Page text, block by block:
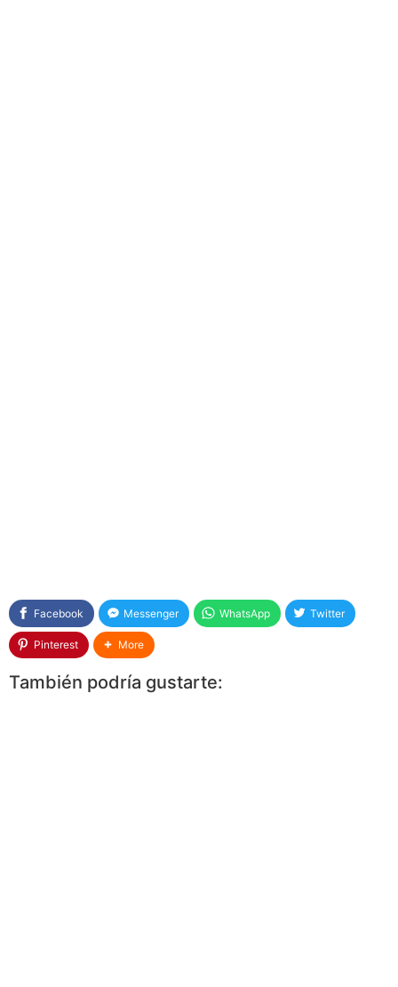
Facebook Messenger WhatsApp Twitter
Pinterest More
También podría gustarte: